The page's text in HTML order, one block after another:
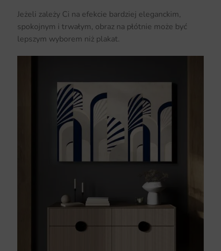
Jeżeli zależy Ci na efekcie bardziej eleganckim,
spokojnym i trwałym, obraz na płótnie może być
lepszym wyborem niż plakat.